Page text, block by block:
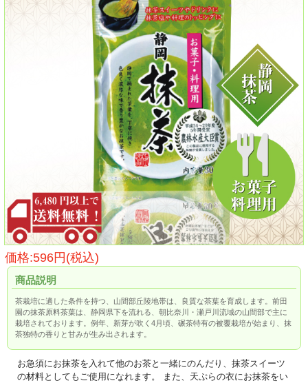
価格:596円(税込)
商品説明
茶栽培に適した条件を持つ、山間部丘陵地帯は、良質な茶葉を育成します。前田
園の抹茶原料茶葉は、静岡県下を流れる、朝比奈川・瀬戸川流域の山間部で主に
栽培されております。例年、新芽が吹く4月頃、碾茶特有の被覆栽培が始まり、抹
茶独特の香りと甘みが生み出されます。
お急須にお抹茶を入れて他のお茶と一緒にのんだり、抹茶スイーツ
の材料としてもご使用になれます。 また、天ぷらの衣にお抹茶をい